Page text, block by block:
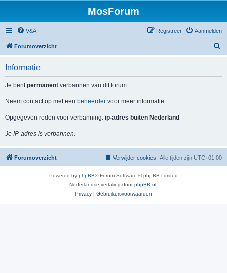
MosForum
V&A Aanmelden
Registreer
Forumoverzicht
Informatie
Je bentpermanent verbannen van dit forum.
Neem contact op met een beheerder voor meer informatie.
Opgegeven reden voor verbanning: ip-adres buiten Nederland
Je IP-adres is verbannen.
Forumoverzicht Alle tijden zijn UTC+01:00
Verwijder cookies
Powered by phpBB® Forum Software © phpBB Limited
Nederlandse vertaling doorphpBB.nl
Privacy | Gebruikersvoorwaarden